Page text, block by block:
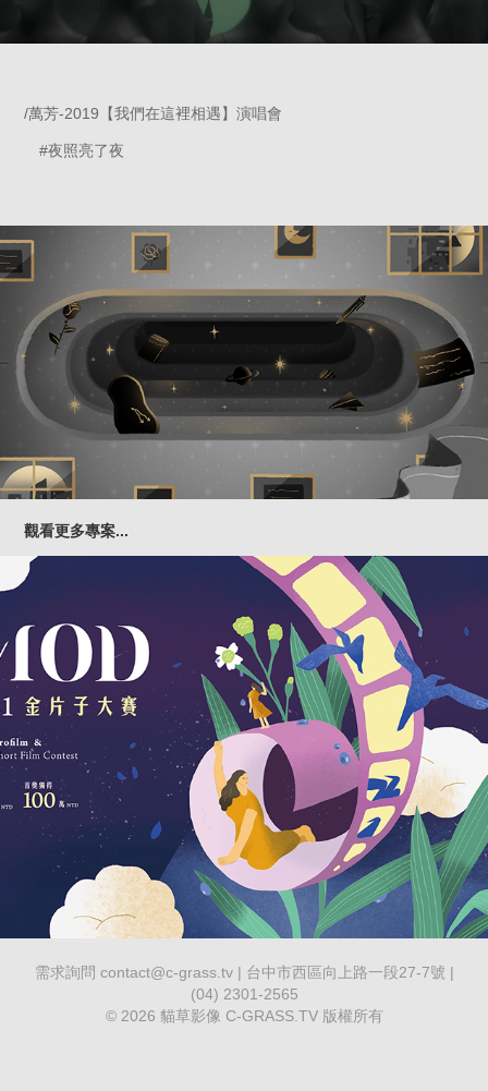
/萬芳-2019【我們在這裡相遇】演唱會
#夜照亮了夜
觀看更多專案...
2021MOD微電影大賽視覺及動態設計
需求詢問 contact@c-grass.tv | 台中市西區向上路一段27-7號 |
(04) 2301-2565
© 2026 貓草影像 C-GRASS.TV 版權所有